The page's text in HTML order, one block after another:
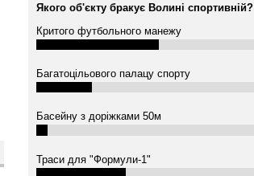
Якого об'єкту бракує Волині спортивній?
Критого футбольного манежу
Багатоцільового палацу спорту
Басейну з доріжками 50м
Траси для "Формули-1"